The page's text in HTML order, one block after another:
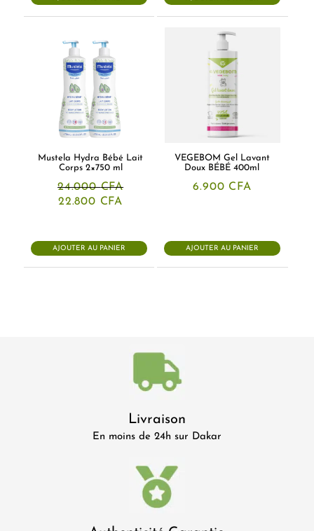
Mustela Hydra Bébé Lait
Corps 2×750 ml
24.000CFA
Le
24.000 CFA.
22.800 CFA
22.800 CFA.
AJOUTER AU PANIER
VEGEBOM Gel Lavant
Doux BÉBÉ 400ml
6.900 CFA
AJOUTER AU PANIER
Livraison
En moins de 24h sur Dakar